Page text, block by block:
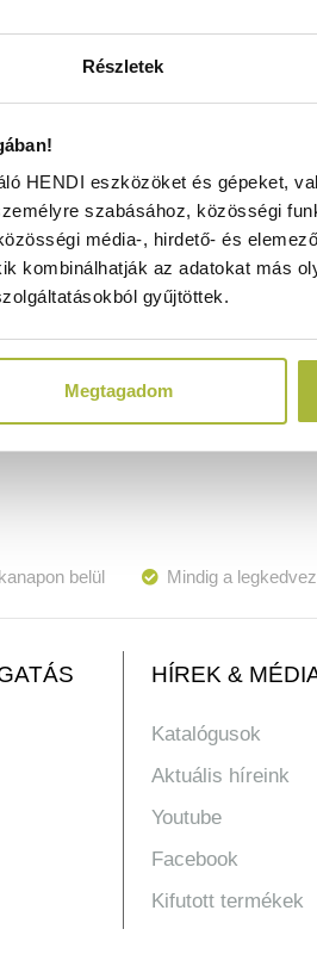
Részletek
HENDI eszközöket és gépeket,
szabásához, közösségi
média-, hirdető- és
kombinálhatják az adatokat más
gyűjtöttek.
Megtagadom
– 18 L –
mm -
belül Mindig a
HÍREK &
Katalógusok
Aktuális híreink
Youtube
Facebook
Kifutott termékek